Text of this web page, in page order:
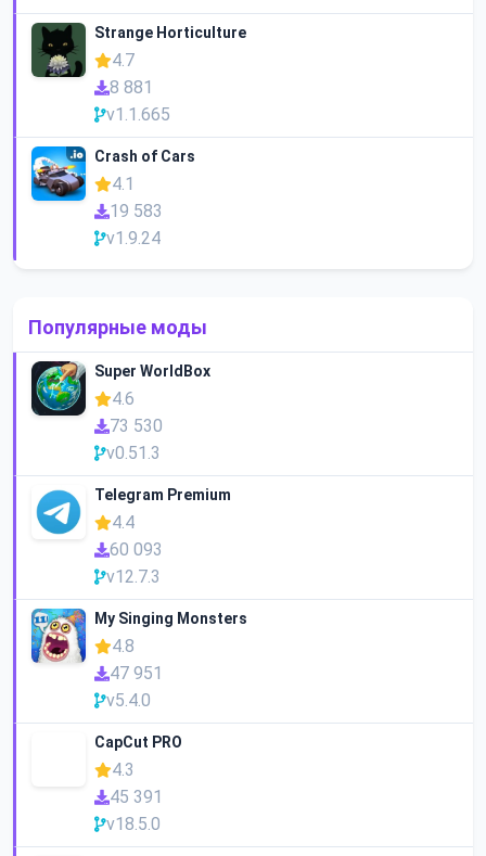
Strange Horticulture
4.7
8 881
v1.1.665
Crash of Cars
4.1
19 583
v1.9.24
Популярные моды
Super WorldBox
4.6
73 530
v0.51.3
Telegram Premium
4.4
60 093
v12.7.3
My Singing Monsters
4.8
47 951
v5.4.0
CapCut PRO
4.3
45 391
v18.5.0